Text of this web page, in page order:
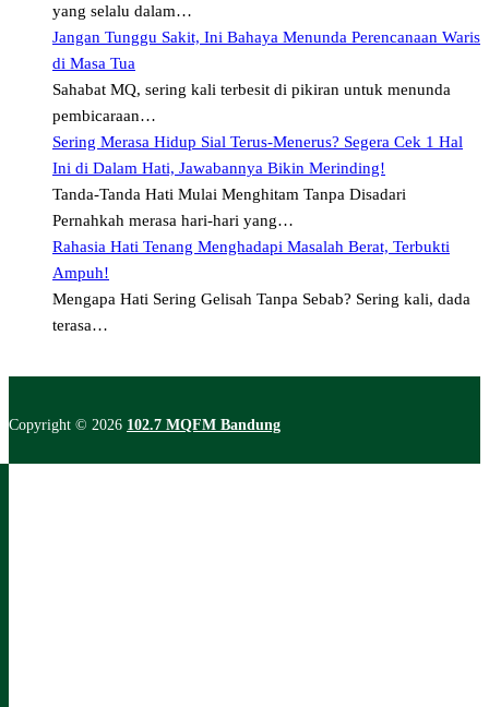
yang selalu dalam…
Jangan Tunggu Sakit, Ini Bahaya Menunda Perencanaan Waris
di Masa Tua
Sahabat MQ, sering kali terbesit di pikiran untuk menunda
pembicaraan…
Sering Merasa Hidup Sial Terus-Menerus? Segera Cek 1 Hal
Ini di Dalam Hati, Jawabannya Bikin Merinding!
Tanda-Tanda Hati Mulai Menghitam Tanpa Disadari
Pernahkah merasa hari-hari yang…
Rahasia Hati Tenang Menghadapi Masalah Berat, Terbukti
Ampuh!
Mengapa Hati Sering Gelisah Tanpa Sebab? Sering kali, dada
terasa…
Copyright © 2026 102.7 MQFM Bandung